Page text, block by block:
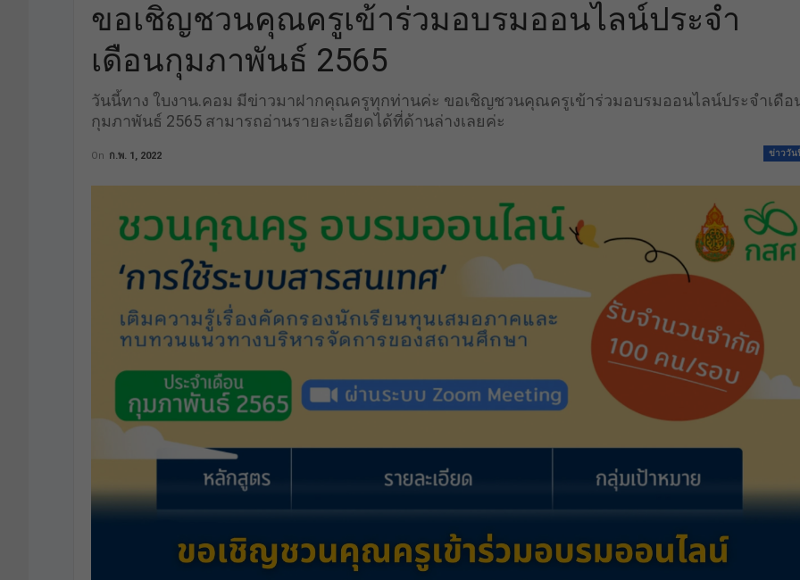
ขอเชิญชวนคุณครูเข้าร่วมอบรมออนไลน์ประจำ
เดือนกุมภาพันธ์ 2565
วันนี้ทาง ใบงาน.คอม มีข่าวมาฝากคุณครูทุกท่านค่ะ ขอเชิญชวนคุณครูเข้าร่วมอบรมออนไลน์ประจำเดือ
กุมภาพันธ์ 2565 สามารถอ่านรายละเอียดได้ที่ด้านล่างเลยค่ะ
ข่าววัน
On ก.พ. 1, 2022